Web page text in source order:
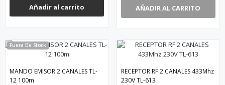
Añadir al carrito AÑADIR AL CARRITO
Fuera De Stock
MANDO EMISOR 2 CANALES TL-
12 100m
RECEPTOR RF 2 CANALES 433Mhz
230V TL-613